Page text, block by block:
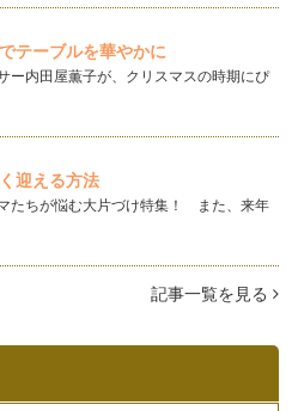
アウトドアで楽しむパーティー
子様とアウトドアも楽しみやす
ーティ…
！イースターパーティー
か？ 最近徐々に話題になって
店やテー…
まつりパーティー
日本の伝統行事である「ひなま
日本でも大流行の兆しが見える
ワー」は…
テーブルを華やかに
ー内田屋薫子が、クリスマスの時期にぴ
迎える方法
たちが悩む大片づけ特集！ また、来年
記事一覧を見る